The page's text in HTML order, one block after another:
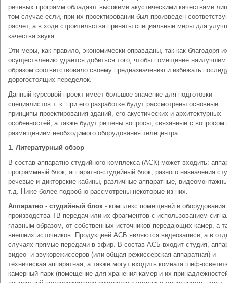
речевых программ обладают высокими акустическими качествами
том случае если, при их проектировании был произведен
расчет, а в ходе строительства приняты специальные меры для
качества звука.
Эти меры, как правило, экономически оправданы, так как благодоря
осуществлению удается добиться того, чтобы помещение наилучшим
образом соответствовало своему предназначению и избежать
дорогостоящих переделок.
Данный курсовой проект имеет большое значение для подготовки
специалистов т. к. при его разработке будут рассмотрены основные
принципы проектирования зданий, его акустических и архитектурных
особенностей, а также будут решены вопросы, связанные с вопросом
размещением необходимого оборудования телецентра.
1. Литературный обзор
В состав аппаратно-студийного комплекса (АСК) может входить:
программный блок, аппаратно-студийный блок, разного назначения
речевые и дикторские кабины, различные аппаратные,
т.д. Ниже более подробно рассмотрены некоторые из них.
Аппаратно - студийный блок - комплекс помещений и
производства ТВ передач или их фрагментов с использованием
главным образом, от собственных источников передающих камер, а
внешних источников. Продукцией АСБ являются видеозаписи, а в
случаях прямые передачи в эфир. В состав АСБ входит студия,
видео- и звукорежиссеров (или общая режиссерская аппаратная) и
техническая аппаратная, а также могут входить комната шеф-
камерный парк (помещение для хранения камер и их